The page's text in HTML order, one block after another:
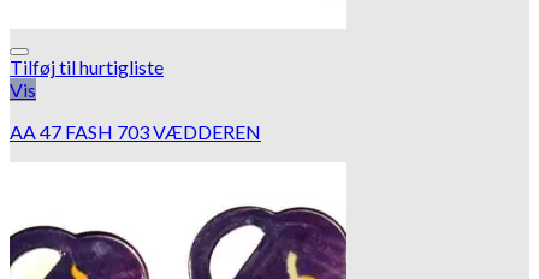
Tilføj til hurtigliste
Vis
AA 47 FASH 703 VÆDDEREN